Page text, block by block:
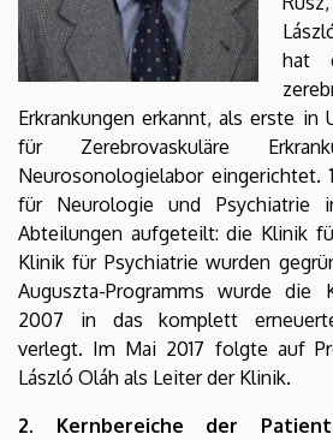
hat
Erkrankungen erkannt, als erste in
für Zerebrovaskuläre
Neurosonologielabor eingerichtet.
für Neurologie und Psychiatrie
Abteilungen aufgeteilt: die Klinik
Klinik für Psychiatrie wurden
Auguszta-Programms wurde die
2007 in das komplett erneuerte
verlegt. Im Mai 2017 folgte auf
László Oláh als Leiter der Klinik.
2. Kernbereiche der